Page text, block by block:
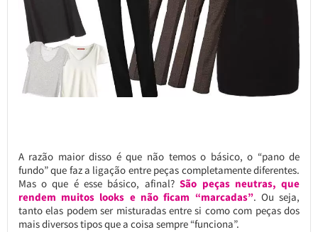
A razão maior disso é que não temos o básico, o “pano de
fundo” que faz a ligação entre peças completamente diferentes.
Mas o que é esse básico, afinal?São peças neutras, que
rendem muitos looks e não ficam “marcadas”. Ou seja,
tanto elas podem ser misturadas entre si como com peças dos
mais diversos tipos que a coisa sempre “funciona”.